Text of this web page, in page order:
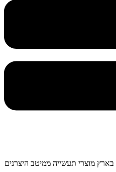
מוצרי תעשייה ממיטב היצרנים